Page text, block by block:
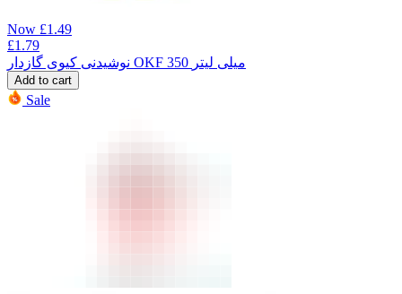
Now £1.49
£1.79
نوشیدنی کیوی گازدار OKF 350 میلی لیتر
Add to cart
Sale